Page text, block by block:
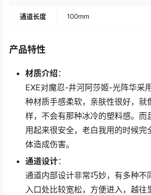
通道长度 100mm
产品特性
材质介绍 ：
EXE对魔忍-井河阿莎姬-光阵华采
种材质手感柔软，亲肤性很好，就
样，不会有那种冰冷的塑料感。而
用起来很安全，老白我用的时候完
体造成伤害。
通道设计：
通道内部设计非常巧妙，有多种不
入口处比较宽松，方便进入，越往